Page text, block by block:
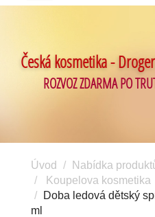
Česká kosmetika -
ROZVOZ ZDARMA PO
Úvod Nabídka
Koupelova kosmetika
Doba ledová dětský
ml